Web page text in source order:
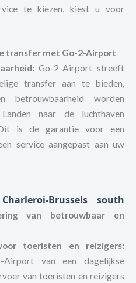
te kiezen, kiest u voor
transfer met Go-2-Airport
Go-2-Airport streeft
transfer aan te bieden,
betrouwbaarheid worden
naar de luchthaven
is de garantie voor een
service aangepast aan uw
Brussels south
van betrouwbaar en
toeristen en reizigers:
Airport van een dagelijkse
van toeristen en reizigers